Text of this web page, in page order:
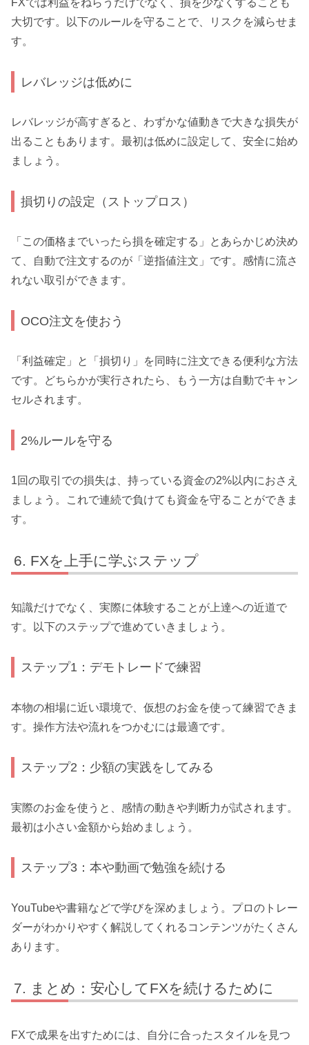
FXでは利益をねらうだけでなく、損を少なくすることも
大切です。以下のルールを守ることで、リスクを減らせま
す。
レバレッジは低めに
レバレッジが高すぎると、わずかな値動きで大きな損失が
出ることもあります。最初は低めに設定して、安全に始め
ましょう。
損切りの設定（ストップロス）
「この価格までいったら損を確定する」とあらかじめ決め
て、自動で注文するのが「逆指値注文」です。感情に流さ
れない取引ができます。
OCO注文を使おう
「利益確定」と「損切り」を同時に注文できる便利な方法
です。どちらかが実行されたら、もう一方は自動でキャン
セルされます。
2%ルールを守る
1回の取引での損失は、持っている資金の2%以内におさえ
ましょう。これで連続で負けても資金を守ることができま
す。
FXを上手に学ぶステップ
知識だけでなく、実際に体験することが上達への近道で
す。以下のステップで進めていきましょう。
ステップ1：デモトレードで練習
本物の相場に近い環境で、仮想のお金を使って練習できま
す。操作方法や流れをつかむには最適です。
ステップ2：少額の実践をしてみる
実際のお金を使うと、感情の動きや判断力が試されます。
最初は小さい金額から始めましょう。
ステップ3：本や動画で勉強を続ける
YouTubeや書籍などで学びを深めましょう。プロのトレー
ダーがわかりやすく解説してくれるコンテンツがたくさん
あります。
まとめ：安心してFXを続けるために
FXで成果を出すためには、自分に合ったスタイルを見つ